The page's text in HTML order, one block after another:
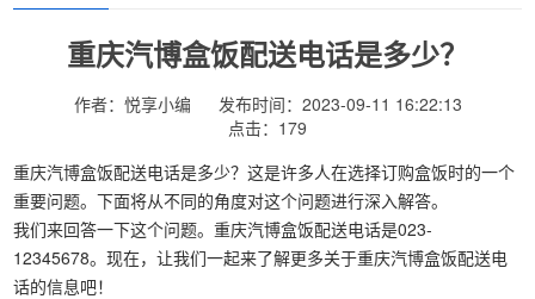
重庆汽博盒饭配送电话是多少？
作者：悦享小编
发布时间：2023-09-11 16:22:13
点击： 179
重庆汽博盒饭配送电话是多少？这是许多人在选择订购盒饭时的一个
重要问题。下面将从不同的角度对这个问题进行深入解答。
我们来回答一下这个问题。重庆汽博盒饭配送电话是023-
12345678。现在，让我们一起来了解更多关于重庆汽博盒饭配送电
话的信息吧！